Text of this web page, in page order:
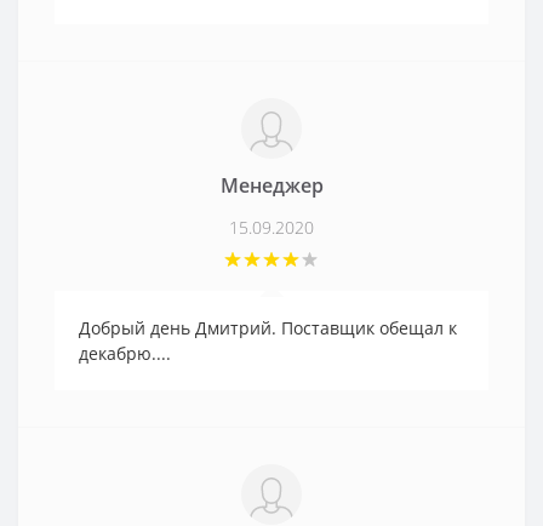
Менеджер
15.09.2020
Добрый день Дмитрий. Поставщик обещал к
декабрю....